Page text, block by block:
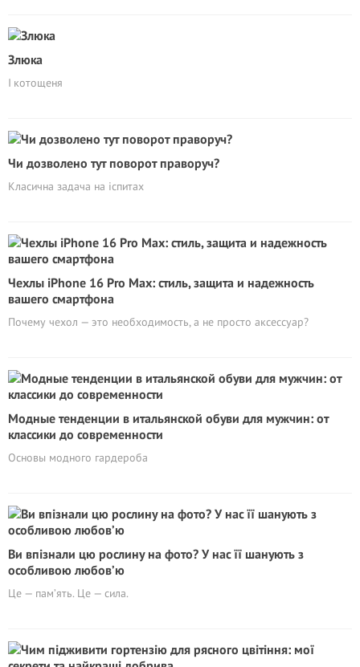
Злюка
І котощеня
Чи дозволено тут поворот праворуч?
Класична задача на іспитах
Чехлы iPhone 16 Pro Max: стиль, защита и надежность
вашего смартфона
Почему чехол — это необходимость, а не просто аксессуар?
Модные тенденции в итальянской обуви для мужчин: от
классики до современности
Основы модного гардероба
Ви впізнали цю рослину на фото? У нас її шанують з
особливою любов’ю
Це — пам’ять. Це — сила.